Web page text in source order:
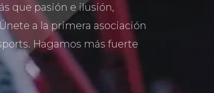
que pasión e ilusión,
a la primera asociación
Hagamos más fuerte